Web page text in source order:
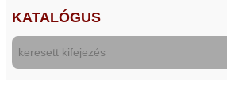
KATALÓGUS